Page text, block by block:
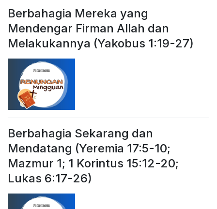
Berbahagia Mereka yang
Mendengar Firman Allah dan
Melakukannya (Yakobus 1:19-27)
Berbahagia Sekarang dan
Mendatang (Yeremia 17:5-10;
Mazmur 1; 1 Korintus 15:12-20;
Lukas 6:17-26)